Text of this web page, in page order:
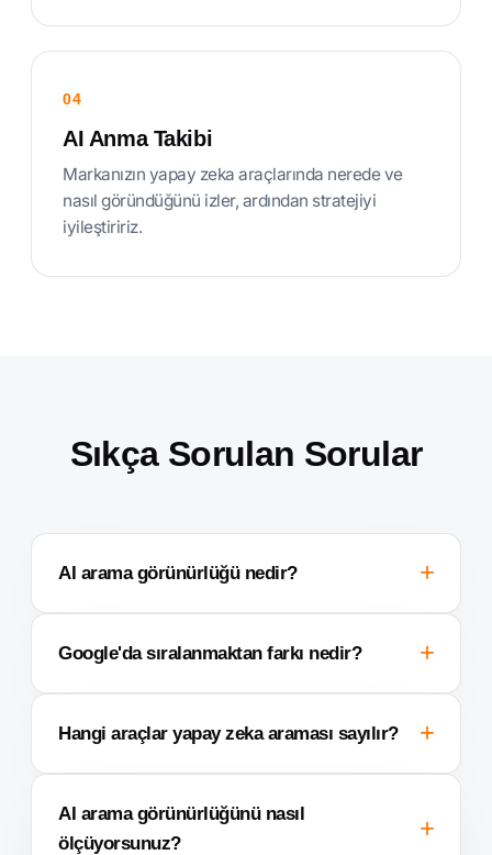
04
AI Anma Takibi
Markanızın yapay zeka araçlarında nerede ve
nasıl göründüğünü izler, ardından stratejiyi
iyileştiririz.
Sıkça Sorulan Sorular
AI arama görünürlüğü nedir?
Google'da sıralanmaktan farkı nedir?
Hangi araçlar yapay zeka araması sayılır?
AI arama görünürlüğünü nasıl
ölçüyorsunuz?